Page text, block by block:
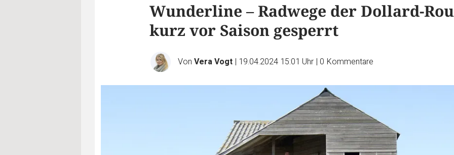
Wunderline – Radwege der Dollard-
kurz vor Saison gesperrt
Von Vera Vogt | 19.04.2024 15:01 Uhr | 0 Kommentare